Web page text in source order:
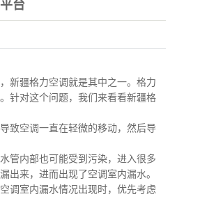
台
新疆格力空调就是其中之一。格力
针对这个问题，我们来看看新疆格
致空调一直在轻微的移动，然后导
管内部也可能受到污染，进入很多
出来，进而出现了空调室内漏水。
调室内漏水情况出现时，优先考虑